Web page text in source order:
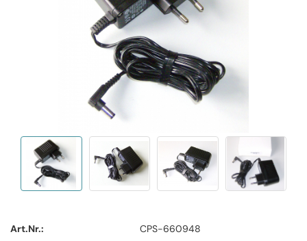
Art.Nr.:
CPS-660948